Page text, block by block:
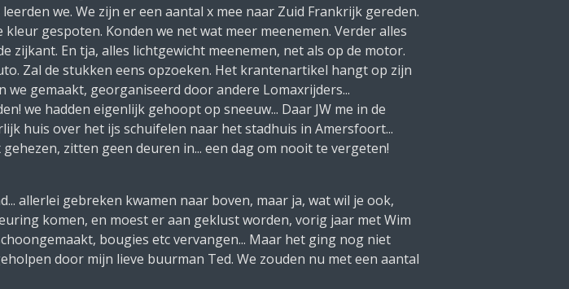
we. We zijn er een aantal x mee naar Zuid Frankrijk gereden.
gespoten. Konden we net wat meer meenemen. Verder alles
zijkant. En tja, alles lichtgewicht meenemen, net als op de motor.
Zal de stukken eens opzoeken. Het krantenartikel hangt op zijn
gemaakt, georganiseerd door andere Lomaxrijders...
we hadden eigenlijk gehoopt op sneeuw... Daar JW me in de
huis over het ijs schuifelen naar het stadhuis in Amersfoort...
zitten geen deuren in... een dag om nooit te vergeten!
allerlei gebreken kwamen naar boven, maar ja, wat wil je ook,
komen, en moest er aan geklust worden, vorig jaar met Wim
bougies etc vervangen... Maar het ging nog niet
door mijn lieve buurman Ted. We zouden nu met een aantal